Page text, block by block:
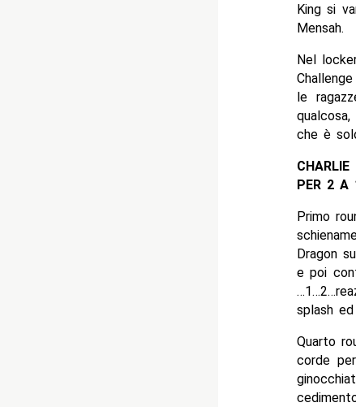
King si
Mensah.
Nel
le
che è
PER 2 A
Primo
Dragon
e poi
splash
Quarto
corde